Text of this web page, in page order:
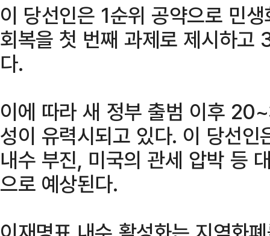
이 당선인은 1순위 공약으로 민
회복을 첫 번째 과제로 제시하고
다.
이에 따라 새 정부 출범 이후
성이 유력시되고 있다. 이 당선인
내수 부진, 미국의 관세 압박 등
으로 예상된다.